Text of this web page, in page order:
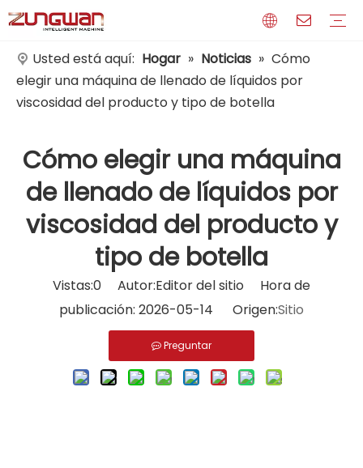
Usted está aquí: Hogar » Noticias » Cómo
elegir una máquina de llenado de líquidos por
viscosidad del producto y tipo de botella
Cómo elegir una máquina
de llenado de líquidos por
viscosidad del producto y
tipo de botella
Vistas:0 Autor:Editor del sitio Hora de
publicación: 2026-05-14 Origen:Sitio
Preguntar